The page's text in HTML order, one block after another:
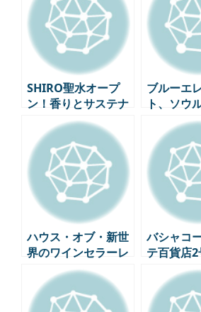
SHIRO聖水オープ
ン！香りとサステナ
ビリティが出会った
SHIRO韓国初の旗艦
店
ブルーエ
ト、ソウ
プル受付
ハウス・オブ・新世
界のワインセラーレ
ビュー : ファインワ
インの「新世界」ホ
ットスポット ep2
バシャコ
テ百貨店
プン – プ
ーヒーバ
る